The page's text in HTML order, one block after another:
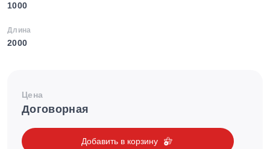
1000
Длина
2000
Цена
Договорная
Добавить в корзину